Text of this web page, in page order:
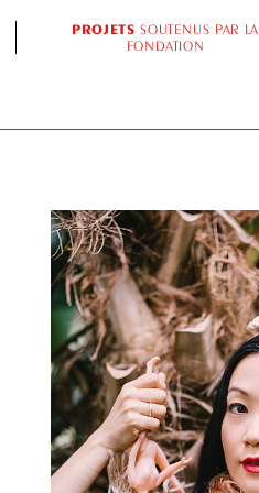
PROJETS SOUTENUS PAR LA
FONDATION